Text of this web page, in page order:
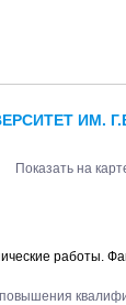
ИМ.
Показать на
работы.